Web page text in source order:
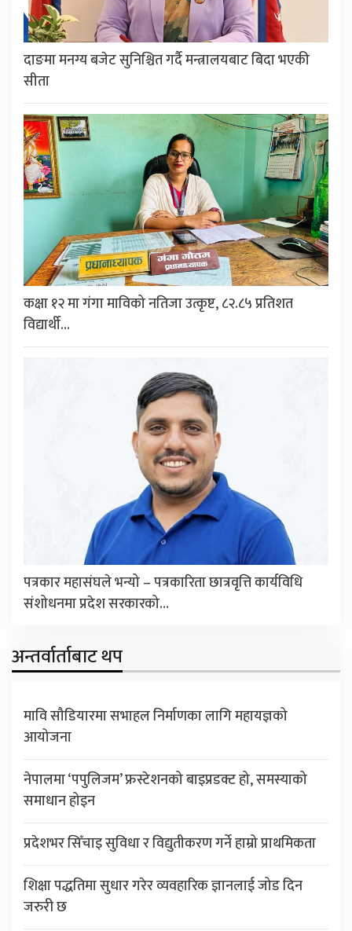
दाङमा मनग्य बजेट सुनिश्चित गर्दै मन्त्रालयबाट बिदा भएकी
सीता
कक्षा १२ मा गंगा माविको नतिजा उत्कृष्ट, ८२.८५ प्रतिशत
विद्यार्थी…
पत्रकार महासंघले भन्यो – पत्रकारिता छात्रवृत्ति कार्यविधि
संशोधनमा प्रदेश सरकारको…
अन्तर्वार्ताबाट थप
मावि सौडियारमा सभाहल निर्माणका लागि महायज्ञको
आयोजना
नेपालमा ‘पपुलिजम’ फ्रस्टेशनको बाइप्रडक्ट हो, समस्याको
समाधान होइन
प्रदेशभर सिँचाइ सुविधा र विद्युतीकरण गर्ने हाम्रो प्राथमिकता
शिक्षा पद्धतिमा सुधार गरेर व्यवहारिक ज्ञानलाई जोड दिन
जरुरी छ